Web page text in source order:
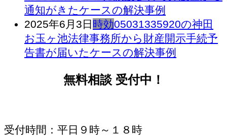
通知がきたケースの解決事例
2025年6月3日 時効05031335920の神田
お玉ヶ池法律事務所から財産開示手続予
告書が届いたケースの解決事例
無料相談 受付中！
受付時間：平日９時～１８時